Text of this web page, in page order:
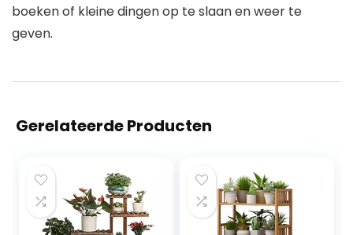
boeken of kleine dingen op te slaan en weer te
geven.
Gerelateerde Producten